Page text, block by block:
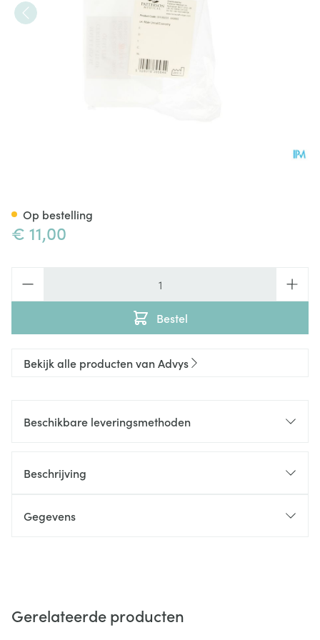
€ 11,00
Bestel
Op bestelling
Bekijk alle producten van Advys
Beschikbare leveringsmethoden
Beschrijving
Gegevens
Gerelateerde producten